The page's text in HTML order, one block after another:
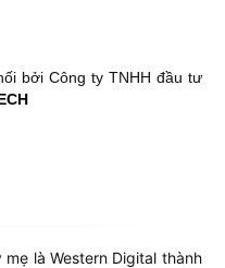
bởi Công ty TNHH đầu tư
là Western Digital thành